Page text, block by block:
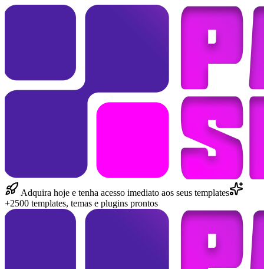
Adquira hoje e tenha acesso imediato aos seus templates
+2500 templates, temas e plugins prontos